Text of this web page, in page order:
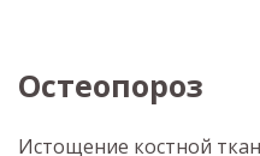
Остеопороз
Истощение костной